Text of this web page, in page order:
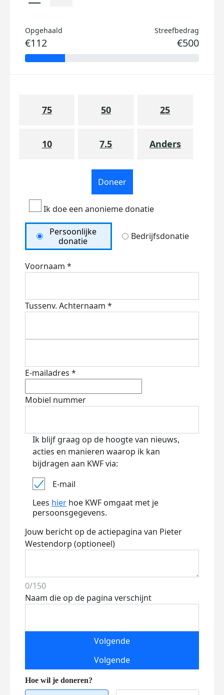
Opgehaald
€112
Streefbedrag
€500
75 50 25
10 7.5 Anders
Doneer
Ik doe een anonieme donatie
Persoonlijke
donatie
Bedrijfsdonatie
Voornaam *
Tussenv. Achternaam *
E-mailadres *
Mobiel nummer
Ik blijf graag op de hoogte van nieuws,
acties en manieren waarop ik kan
bijdragen aan KWF via:
E-mail
Lees hier hoe KWF omgaat met je
persoonsgegevens.
Jouw bericht op de actiepagina van Pieter
Westendorp (optioneel)
0/150
Naam die op de pagina verschijnt
Volgende
Volgende